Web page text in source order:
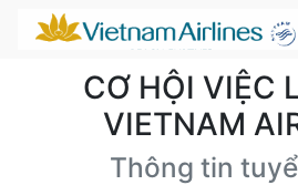
CƠ HỘI VIỆC
VIETNAM
Thông tin